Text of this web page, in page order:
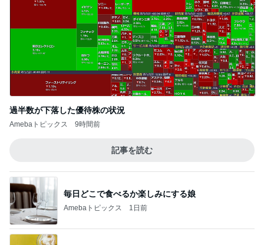
過半数が下落した優待株の状況
Amebaトピックス 9時間前
記事を読む
毎日どこで食べるか楽しみにする娘
Amebaトピックス 1日前